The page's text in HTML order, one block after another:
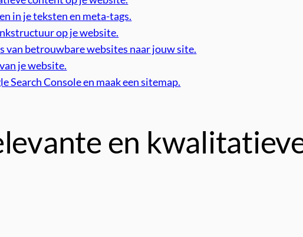
in je teksten en meta-tags.
op je website.
van betrouwbare websites naar jouw site.
je website.
Search Console en maak een sitemap.
en